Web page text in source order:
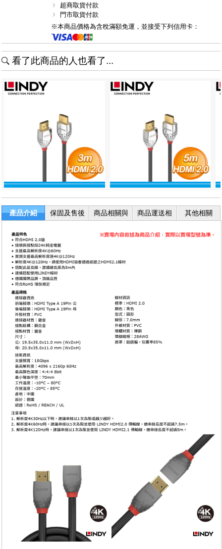
超商取貨付款
門市取貨付款
※本商品價格為含稅滿額免運，並接受下列信用卡：
看了此商品的人也看了...
產品介紹
保固及售後
商品相關與
商品運送相
其他相關